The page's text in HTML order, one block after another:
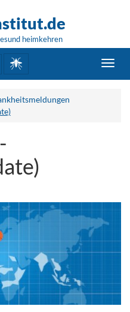
heimkehren